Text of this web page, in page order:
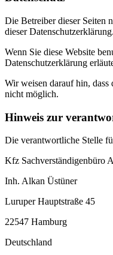
Die Betreiber dieser Seiten
dieser Datenschutzerklärung.
Wenn Sie diese Website
Datenschutzerklärung
Wir weisen darauf hin,
nicht möglich.
Hinweis zur
Die verantwortliche Stelle
Kfz Sachverständigenbüro
Inh. Alkan Üstüner
Luruper Hauptstraße 45
22547 Hamburg
Deutschland